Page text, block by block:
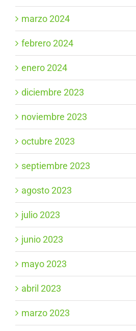
marzo 2024
febrero 2024
enero 2024
diciembre 2023
noviembre 2023
octubre 2023
septiembre 2023
agosto 2023
julio 2023
junio 2023
mayo 2023
abril 2023
marzo 2023